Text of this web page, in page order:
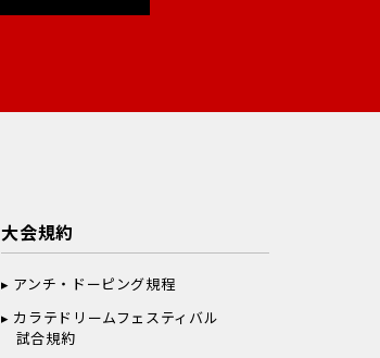
大会規約
アンチ・ドーピング規程
カラテドリームフェスティバル
試合規約